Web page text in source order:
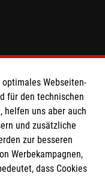
12
Webseiten-
für den technischen
helfen uns aber auch
und zusätzliche
zur besseren
Werbekampagnen,
dass Cookies